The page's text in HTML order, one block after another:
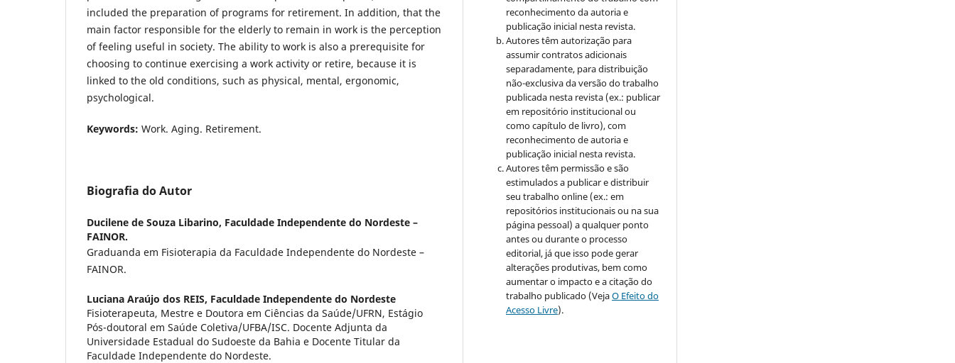
included the preparation of programs for retirement. In addition, that the
main factor responsible for the elderly to remain in work is the perception
of feeling useful in society. The ability to work is also a prerequisite for
choosing to continue exercising a work activity or retire, because it is
linked to the old conditions, such as physical, mental, ergonomic,
psychological.
Keywords: Work. Aging. Retirement.
Biografia do Autor
Ducilene de Souza Libarino, Faculdade Independente do Nordeste –
FAINOR.
Graduanda em Fisioterapia da Faculdade Independente do Nordeste –
FAINOR.
Luciana Araújo dos REIS, Faculdade Independente do Nordeste
Fisioterapeuta, Mestre e Doutora em Ciências da Saúde/UFRN, Estágio
Pós-doutoral em Saúde Coletiva/UFBA/ISC. Docente Adjunta da
Universidade Estadual do Sudoeste da Bahia e Docente Titular da
Faculdade Independente do Nordeste.
reconhecimento da autoria e
publicação inicial nesta revista.
Autores têm autorização para
assumir contratos adicionais
separadamente, para distribuição
não-exclusiva da versão do trabalho
publicada nesta revista (ex.: publicar
em repositório institucional ou
como capítulo de livro), com
reconhecimento de autoria e
publicação inicial nesta revista.
Autores têm permissão e são
estimulados a publicar e distribuir
seu trabalho online (ex.: em
repositórios institucionais ou na sua
página pessoal) a qualquer ponto
antes ou durante o processo
editorial, já que isso pode gerar
alterações produtivas, bem como
aumentar o impacto e a citação do
trabalho publicado (VejaO Efeito do
Acesso Livre).